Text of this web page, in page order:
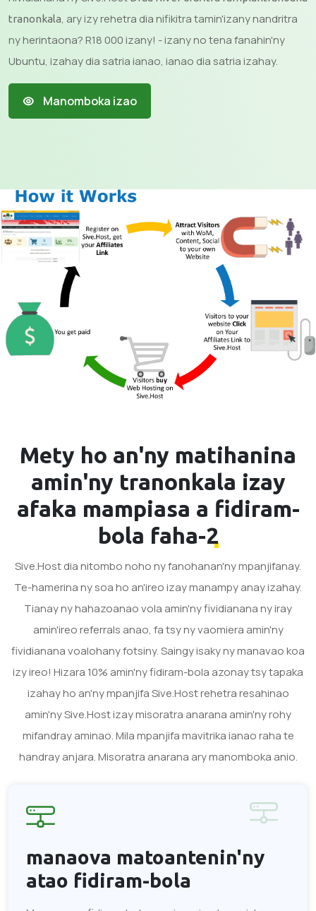
tranonkala, ary izy rehetra dia nifikitra tamin'izany nandritra
ny herintaona? R18 000 izany! - izany no tena fanahin'ny
Ubuntu, izahay dia satria ianao, ianao dia satria izahay.
Manomboka izao
Mety ho an'ny matihanina
amin'ny tranonkala izay
afaka mampiasa a fidiram-
bola faha-2
Sive.Host dia nitombo noho ny fanohanan'ny mpanjifanay.
Te-hamerina ny soa ho an'ireo izay manampy anay izahay.
Tianay ny hahazoanao vola amin'ny fividianana ny iray
amin'ireo referrals anao, fa tsy ny vaomiera amin'ny
fividianana voalohany fotsiny. Saingy isaky ny manavao koa
izy ireo! Hizara 10% amin'ny fidiram-bola azonay tsy tapaka
izahay ho an'ny mpanjifa Sive.Host rehetra resahinao
amin'ny Sive.Host izay misoratra anarana amin'ny rohy
mifandray aminao. Mila mpanjifa mavitrika ianao raha te
handray anjara. Misoratra anarana ary manomboka anio.
manaova matoantenin'ny
atao fidiram-bola